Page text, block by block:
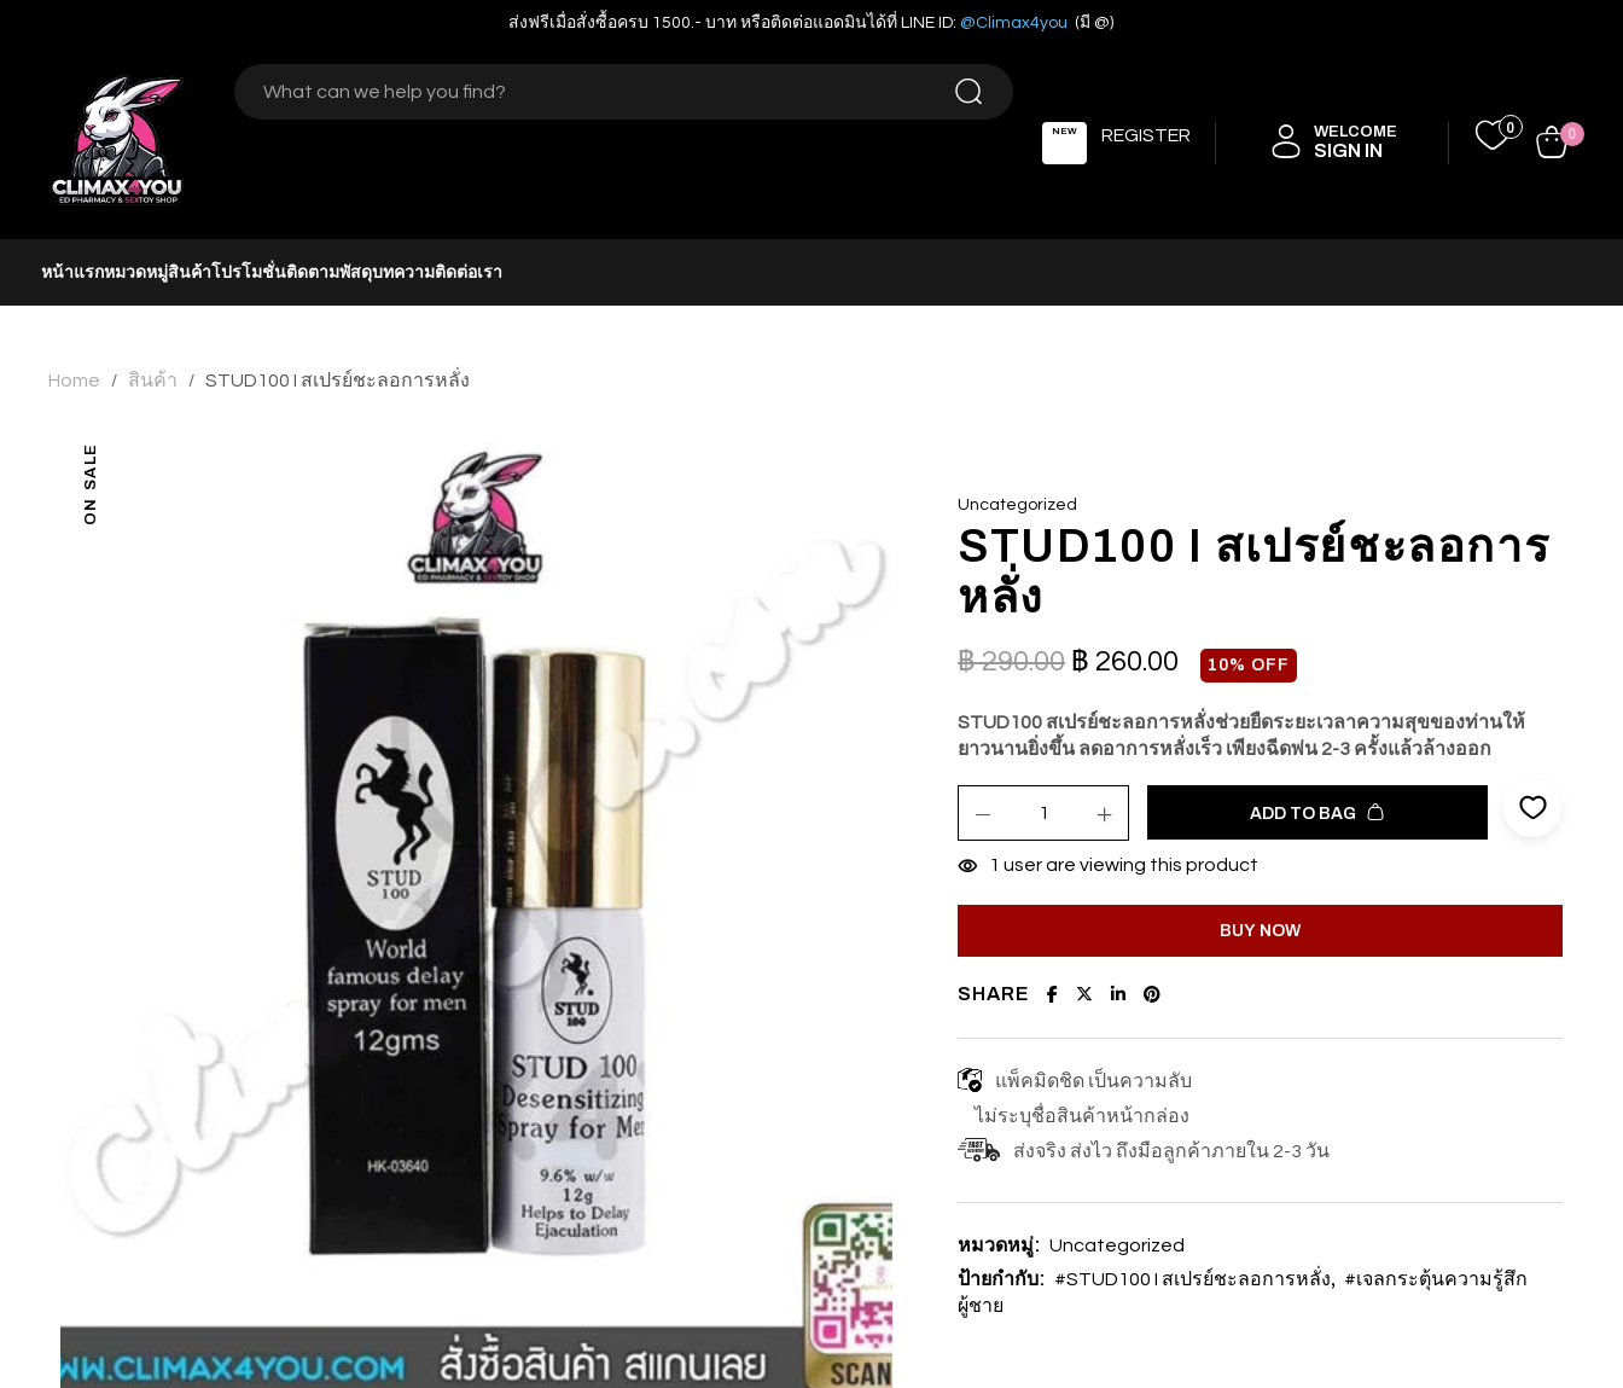
ส่งฟรีเมื่อสั่งซื้อครบ 1500.- บาท หรือติดต่อแอดมินได้ที่ LINE ID: @Climax4you (มี @)
NEW REGISTER WELCOME
SIGN IN
0 0
หน้าแรกหมวดหมู่สินค้า โปรโมชั่นติดตามพัสดุบทความติดต่อเรา
Home / สินค้า / STUD100 I สเปรย์ชะลอการหลั่ง
ON SALE Uncategorized
STUD100 I สเปรย์ชะลอการ
หลั่ง
฿290.00 ฿ 260.00 10% OFF
STUD100 สเปรย์ชะลอการหลั่งช่วยยืดระยะเวลาความสุขของท่านให้
ยาวนานยิ่งขึ้น ลดอาการหลั่งเร็ว เพียงฉีดพ่น 2-3 ครั้งแล้วล้างออก
ADD TO BAG
1 user are viewing this product
BUY NOW
SHARE
แพ็คมิดชิด เป็นความลับ
ไม่ระบุชื่อสินค้าหน้ากล่อง
ส่งจริง ส่งไว ถึงมือลูกค้าภายใน 2-3 วัน
หมวดหมู่: Uncategorized
ป้ายกำกับ: #STUD100 I สเปรย์ชะลอการหลั่ง, #เจลกระตุ้นความรู้สึก
ผู้ชาย